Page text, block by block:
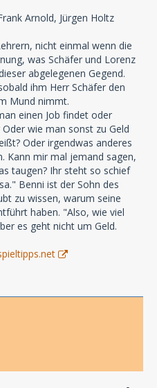
Arnold, Jürgen Holtz
nicht einmal wenn die
was Schäfer und Lorenz
abgelegenen Gegend.
ihm Herr Schäfer den
Mund nimmt.
einen Job findet oder
wie man sonst zu Geld
Oder irgendwas anderes
Kann mir mal jemand sagen,
taugen? Ihr steht so schief
Benni ist der Sohn des
zu wissen, warum seine
haben. "Also, wie viel
es geht nicht um Geld.